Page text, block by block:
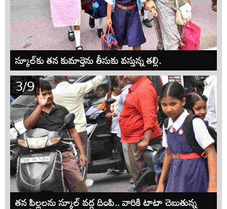
స్కూల్‌కు తన కుమార్తెను తీసుకు వస్తున్న తల్లి.
3/9
తన పిల్లలను స్కూల్ వద్ద దింపి.. వారికి టాటా చెబుతున్న